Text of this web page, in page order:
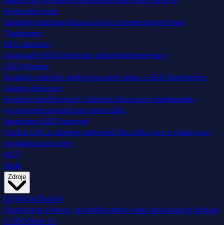
Sledování pozic
Sledujte všechna klíčová slova s neomezeným Rank
Trackerem.
SEO anotace
Analyzujte SEO výsledky vašich implementací.
SEO Monitor
Sledujte všechny změny na svém webu s SEO Monitorem.
Google Discover
Sledujte návštěvnost z Google Discover v dashboardu
vytvořeném přesně pro tento účel.
Bezplatné SEO nástroje
Vložte URL a získejte odpověď. Bez účtu, bez e-mailu, bez
vyskakovacích oken.
MCP
Ceník
Zdroje
DEMO & Školení
Rezervujte si hovor, ať uvidíte demo nebo absolvujete školení
o SEOcrawl AI.